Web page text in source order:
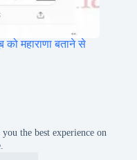
the best experience on
को महाराणा बताने से